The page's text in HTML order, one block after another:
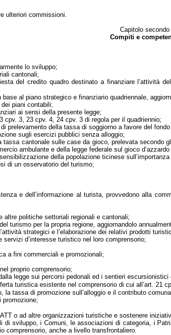
ulteriori commissioni.
Capitolo secondo
Compiti e
lo sviluppo;
cantonali;
del credito quadro destinato a finanziare l’attività
al piano strategico e finanziario quadriennale,
piani contabili;
ai sensi della presente legge;
3, 23 cpv. 4, 24 cpv. 3 di regola per il quadriennio;
prelevamento della tassa di soggiorno a favore del
sugli esercizi pubblici senza alloggio;
tassa cantonale sulle case da gioco, prelevata
ambulante e della legge federale sul gioco
della popolazione ticinese
di un osservatorio del turismo;
e dell’informazione al turista, provvedono alla
altre politiche settoriali regionali e cantonali;
turismo per la propria regione, aggiornandolo
strategici e l’elaborazione dei relativi prodotti
d’interesse turistico nel loro comprensorio;
a fini commerciali e promozionali;
proprio comprensorio;
legge sui percorsi pedonali ed i sentieri escursionistici
turistica esistente nel comprensorio di cui all’art. 21
tassa di promozione sull’alloggio e il contributo
promozione;
o ad altre organizzazioni turistiche e sostenere
di sviluppo, i Comuni, le associazioni di categoria, i
comprensorio, anche a livello transfrontaliero.